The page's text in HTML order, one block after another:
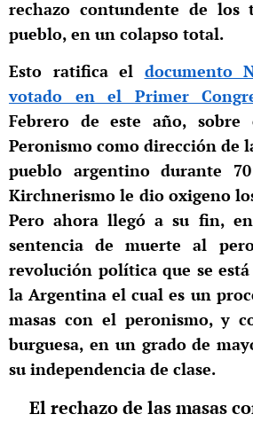
rechazo contundente de los
pueblo, en un colapso total.
Esto ratifica el documento
votado en el Primer
Febrero de este año,
Peronismo como dirección de
pueblo argentino durante
Kirchnerismo le dio oxigeno
Pero ahora llegó a su fin,
sentencia de muerte al
revolución política que se
la Argentina el cual es un
masas con el peronismo, y
burguesa, en un grado de
su independencia de clase.
El rechazo de las masas